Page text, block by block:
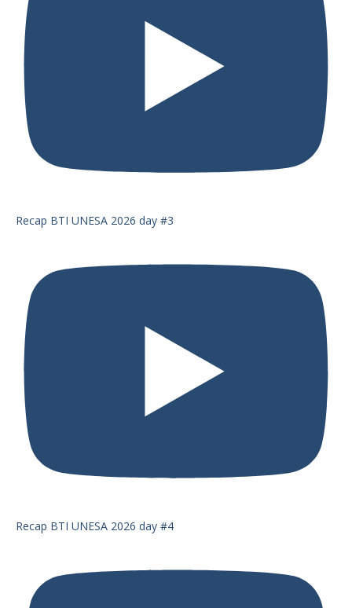
Recap BTI UNESA 2026 day #3
Recap BTI UNESA 2026 day #4